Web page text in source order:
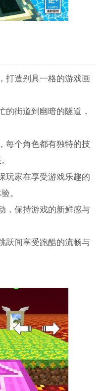
打造别具一格的游戏画
的街道到幽暗的隧道，
每个角色都有独特的技
玩家在享受游戏乐趣的
。
，保持游戏的新鲜感与
跃间享受跑酷的流畅与